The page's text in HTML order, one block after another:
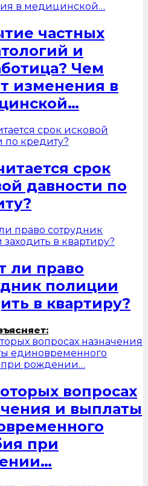
частных
и
Чем
изменения в
срок
давности по
ли право
полиции
в квартиру?
вопросах
и выплаты
при